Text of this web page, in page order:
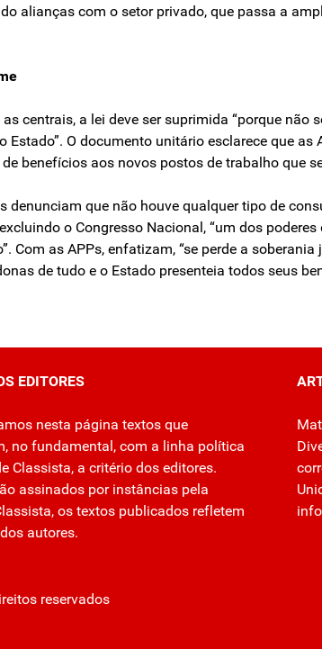
alianças com o setor privado, que passa a
centrais, a lei deve ser suprimida “porque
Estado”. O documento unitário esclarece que
de benefícios aos novos postos de trabalho que
denunciam que não houve qualquer tipo de
excluindo o Congresso Nacional, “um dos
Com as APPs, enfatizam, “se perde a
de tudo e o Estado presenteia todos seus
EDITORES
nesta página textos que
no fundamental, com a linha política
Classista, a critério dos editores.
assinados por instâncias pela
os textos publicados refletem
autores.
reservados